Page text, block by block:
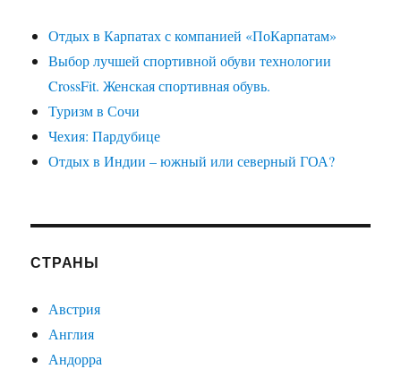
Отдых в Карпатах с компанией «ПоКарпатам»
Выбор лучшей спортивной обуви технологии
CrossFit. Женская спортивная обувь.
Туризм в Сочи
Чехия: Пардубице
Отдых в Индии – южный или северный ГОА?
СТРАНЫ
Австрия
Англия
Андорра